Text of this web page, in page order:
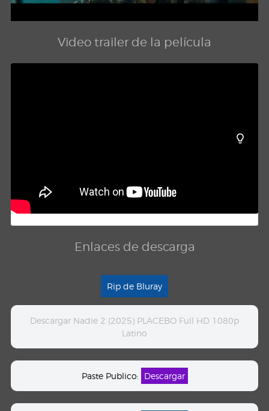
Video trailer de la película
Enlaces de descarga
Rip de Bluray
Descargar Nadie 2 (2025) PLACEBO Full HD 1080p
Latino
Paste Publico: Descargar